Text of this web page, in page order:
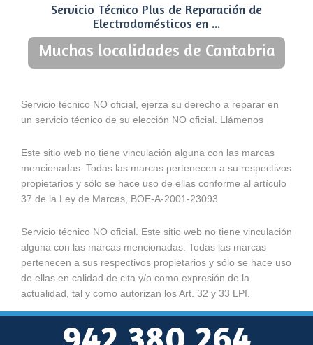
Servicio Técnico Plus de Reparación de
Electrodomésticos en ...
Muchas localidades de Cantabria
Servicio técnico NO oficial, ejerza su derecho a reparar en
un servicio técnico de su elección NO oficial. Llámenos
Este sitio web no tiene vinculación alguna con las marcas
mencionadas. Todas las marcas pertenecen a su respectivos
propietarios y sólo se hace uso de ellas conforme al artículo
37 de la Ley de Marcas, BOE-A-2001-23093
Servicio técnico NO oficial. Este sitio web no tiene vinculación
alguna con las marcas mencionadas. Todas las marcas
pertenecen a sus respectivos propietarios y sólo se hace uso
de ellas en calidad de cita y/o como expresión de la
actualidad, tal y como autorizan los Art. 32 y 33 LPI.